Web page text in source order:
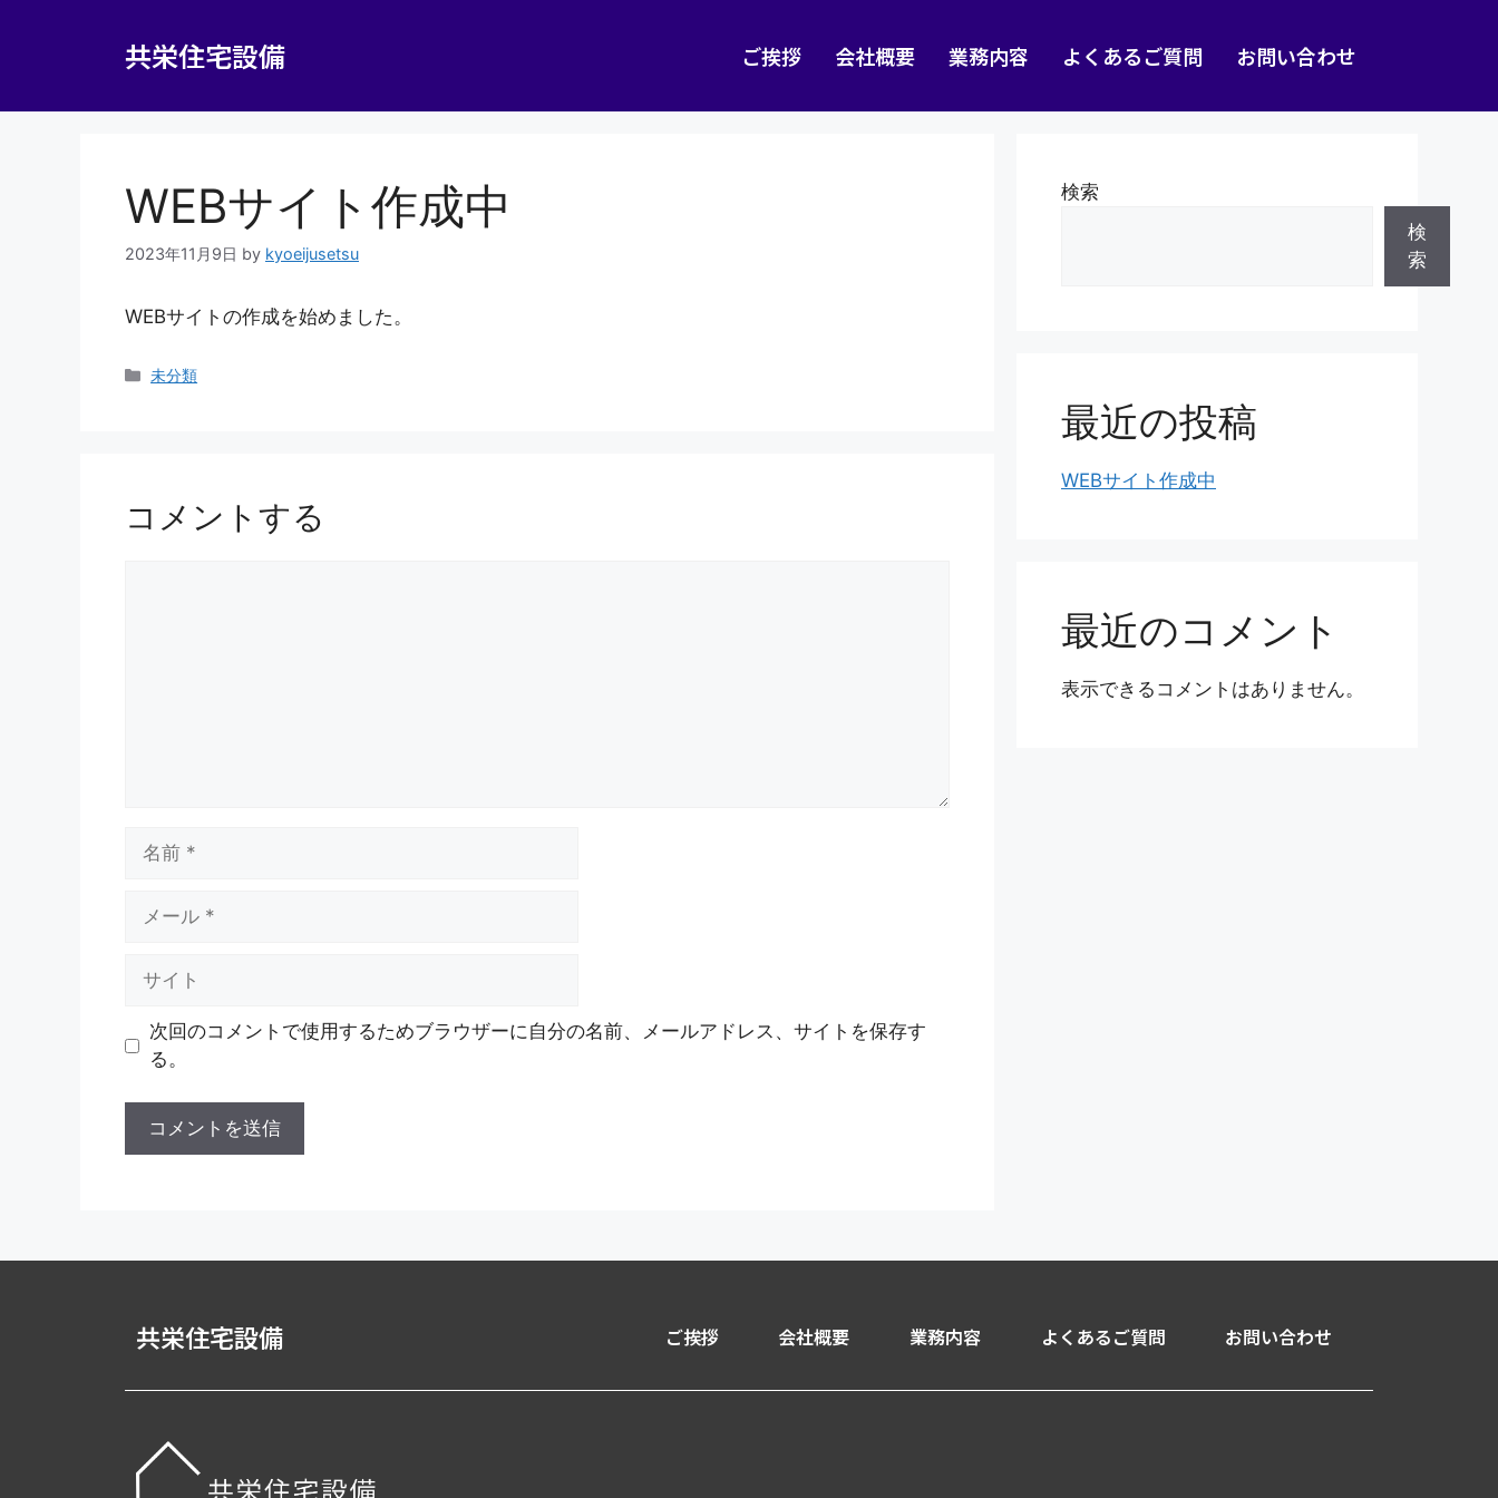
共栄住宅設備 ご挨拶 会社概要 業務内容 よくあるご質問 お問い合わせ
WEBサイト作成中
2023年11月9日 by kyoeijusetsu
WEBサイトの作成を始めました。
未分類
コメントする
次回のコメントで使用するためブラウザーに自分の名前、メールアドレス、サイトを保存す
る。
検索
検
索
最近の投稿
WEBサイト作成中
最近のコメント
表示できるコメントはありません。
共栄住宅設備 ご挨拶 会社概要 業務内容 よくあるご質問 お問い合わせ